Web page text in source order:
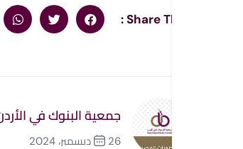
Share This :
جمعية البنوك في الأردن
26 ديسمبر، 2024